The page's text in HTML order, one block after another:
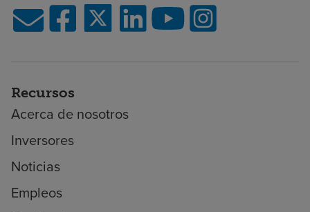
Recursos
Acerca de nosotros
Inversores
Noticias
Empleos